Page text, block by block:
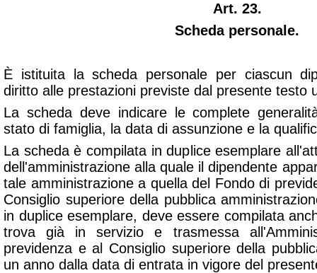
Art. 23.
Scheda personale.
È istituita la scheda personale per ciascun
diritto alle prestazioni previste dal presente testo
La scheda deve indicare le complete
stato di famiglia, la data di assunzione e la
La scheda è compilata in duplice esemplare
dell'amministrazione alla quale il dipendente
tale amministrazione a quella del Fondo di
Consiglio superiore della pubblica
in duplice esemplare, deve essere compilata
trova già in servizio e trasmessa
previdenza e al Consiglio superiore della
un anno dalla data di entrata in vigore del